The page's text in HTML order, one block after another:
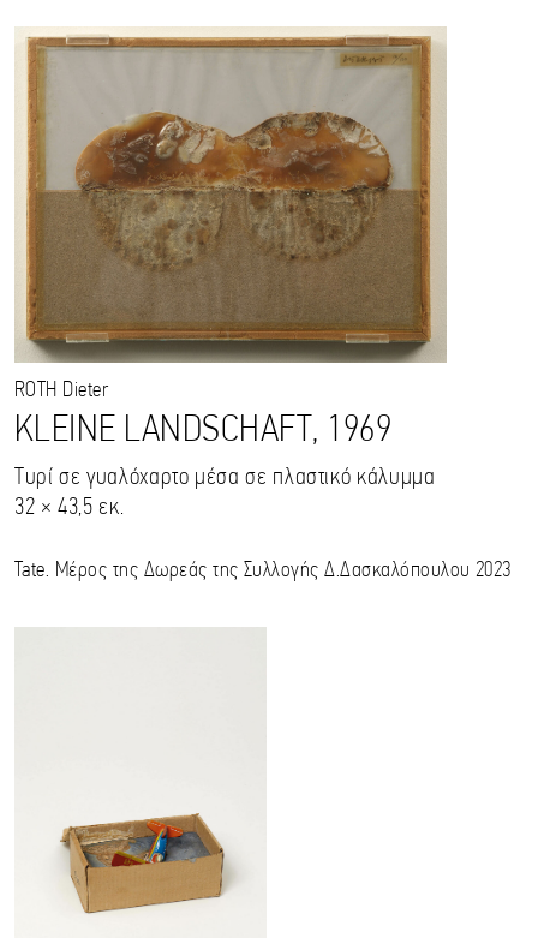
ROTH Dieter
KLEINE LANDSCHAFT, 1969
Τυρί σε γυαλόχαρτο μέσα σε πλαστικό κάλυμμα
32 × 43,5 εκ.
Tate. Μέρος της Δωρεάς της Συλλογής Δ.Δασκαλόπουλου 2023